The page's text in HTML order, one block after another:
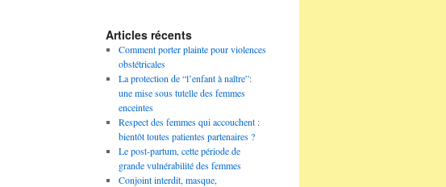
Articles récents
Comment porter plainte pour violences
obstétricales
La protection de “l’enfant à naître”:
une mise sous tutelle des femmes
enceintes
Respect des femmes qui accouchent :
bientôt toutes patientes partenaires ?
Le post-partum, cette période de
grande vulnérabilité des femmes
Conjoint interdit, masque,